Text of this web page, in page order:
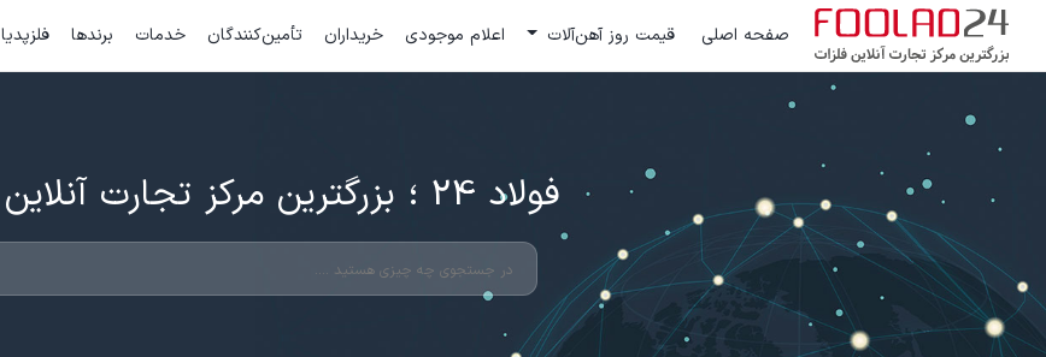
صفحه اصلی قیمت روز آهن‌آلات اعلام موجودی خریداران تأمین‌کنندگان خدمات برندها فلزپدیا
فولاد 24 ؛ بزرگترین مرکز تجارت آنلاین فلزات